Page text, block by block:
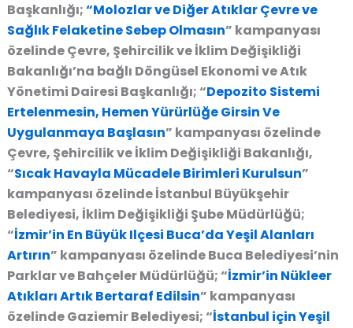
Başkanlığı;“Molozlar ve Diğer Atıklar Çevre ve
Sağlık Felaketine Sebep Olmasın” kampanyası
özelinde Çevre, Şehircilik ve İklim Değişikliği
Bakanlığı’na bağlı Döngüsel Ekonomi ve Atık
Yönetimi Dairesi Başkanlığı; “Depozito Sistemi
Ertelenmesin, Hemen Yürürlüğe Girsin Ve
Uygulanmaya Başlasın” kampanyası özelinde
Çevre, Şehircilik ve İklim Değişikliği Bakanlığı,
“Sıcak Havayla Mücadele Birimleri Kurulsun”
kampanyası özelinde İstanbul Büyükşehir
Belediyesi, İklim Değişikliği Şube Müdürlüğü;
“İzmir’in En Büyük Ilçesi Buca’da Yeşil Alanları
Artırın” kampanyası özelinde Buca Belediyesi’nin
Parklar ve Bahçeler Müdürlüğü; “İzmir’in Nükleer
Atıkları Artık Bertaraf Edilsin” kampanyası
özelinde Gaziemir Belediyesi; “İstanbul için Yeşil